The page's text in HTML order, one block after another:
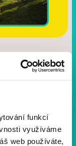
funkcí
využíváme
web používáte,
ukázali, že